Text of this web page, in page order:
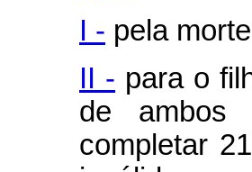
I - pela
II - para o
de ambos
completar